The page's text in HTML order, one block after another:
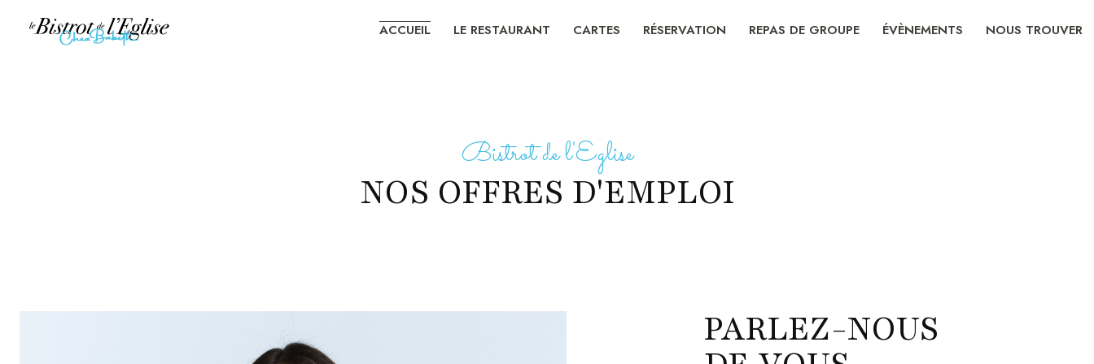
ACCUEIL LE RESTAURANT CARTES RÉSERVATION REPAS DE GROUPE ÉVÈNEMENTS NOUS TROUVER
Bistrot de l'Eglise
NOS OFFRES D'EMPLOI
PARLEZ-NOUS